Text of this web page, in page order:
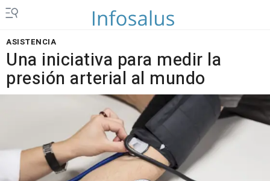
ASISTENCIA
Una iniciativa para medir la
presión arterial al mundo